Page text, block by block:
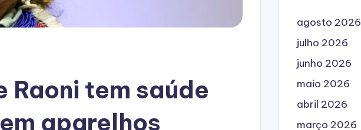
tem saúde
aparelhos
agosto 2026
julho 2026
junho 2026
maio 2026
abril 2026
março 2026